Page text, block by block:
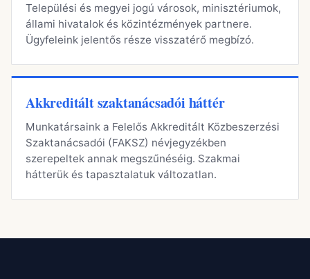
Települési és megyei jogú városok, minisztériumok,
állami hivatalok és közintézmények partnere.
Ügyfeleink jelentős része visszatérő megbízó.
Akkreditált szaktanácsadói háttér
Munkatársaink a Felelős Akkreditált Közbeszerzési
Szaktanácsadói (FAKSZ) névjegyzékben
szerepeltek annak megszűnéséig. Szakmai
hátterük és tapasztalatuk változatlan.